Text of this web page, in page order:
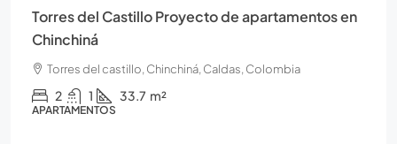
Torres del Castillo Proyecto de apartamentos en
Chinchiná
Torres del castillo, Chinchiná, Caldas, Colombia
2 1 33.7 m²
APARTAMENTOS